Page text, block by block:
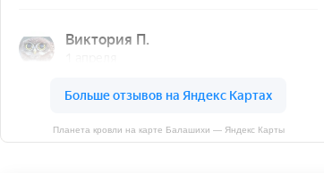
Планета кровли на карте Балашихи — Яндекс Карты